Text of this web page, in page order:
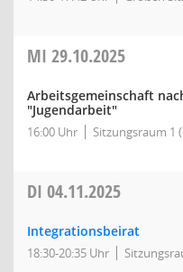
MI 29.10.2025
Arbeitsgemeinschaft
"Jugendarbeit"
16:00 Uhr Sitzungsraum 1
DI 04.11.2025
Integrationsbeirat
18:30-20:35 Uhr